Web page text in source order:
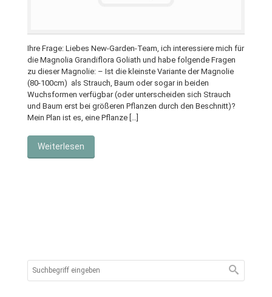
Ihre Frage: Liebes New-Garden-Team, ich interessiere mich für
die Magnolia Grandiflora Goliath und habe folgende Fragen
zu dieser Magnolie: – Ist die kleinste Variante der Magnolie
(80-100cm) als Strauch, Baum oder sogar in beiden
Wuchsformen verfügbar (oder unterscheiden sich Strauch
und Baum erst bei größeren Pflanzen durch den Beschnitt)?
Mein Plan ist es, eine Pflanze […]
Weiterlesen